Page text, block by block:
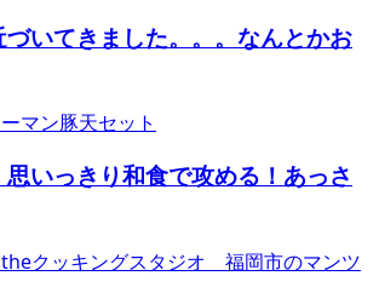
いてきました。。。なんとかお
いっきり和食で攻める！あっさ